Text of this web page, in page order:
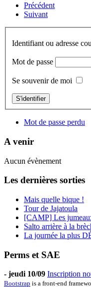
Précédent
Suivant
Identifiant ou adresse
Mot de passe
Se souvenir de moi
S'identifier
Mot de passe perdu
A venir
Aucun évènement
Les dernières sorties
Mais quelle bique !
Tour de Jajatoula
[CAMP] Les
Salto arrière à la
La journée la plus
Perms et SAE
- jeudi 10/09 Inscription
Bootstrap is a front-end